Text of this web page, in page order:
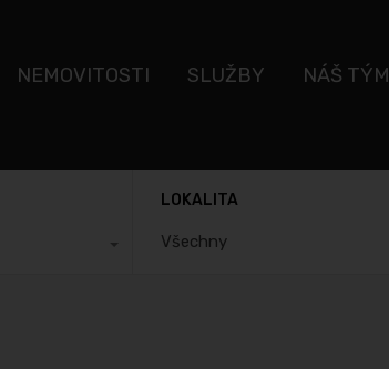
NEMOVITOSTI SLUŽBY NÁŠ TÝM
LOKALITA
Všechny